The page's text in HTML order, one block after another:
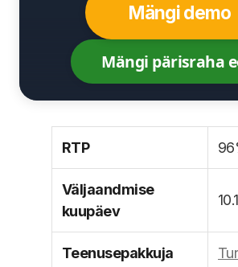
Mängi demo
Mängi pärisraha
RTP
Väljaandmise
kuupäev
Teenusepakkuja